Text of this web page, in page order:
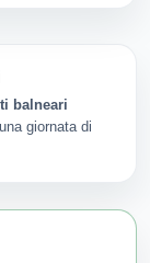
balneari
giornata di